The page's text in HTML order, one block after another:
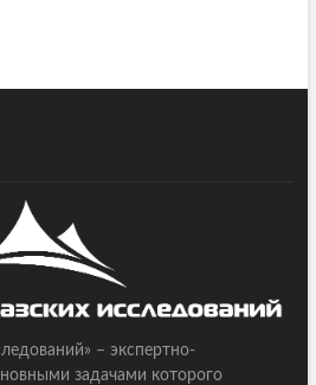
– экспертно-
задачами которого